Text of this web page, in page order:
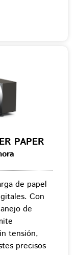
PAPER
de papel
Con
de
tensión,
precisos